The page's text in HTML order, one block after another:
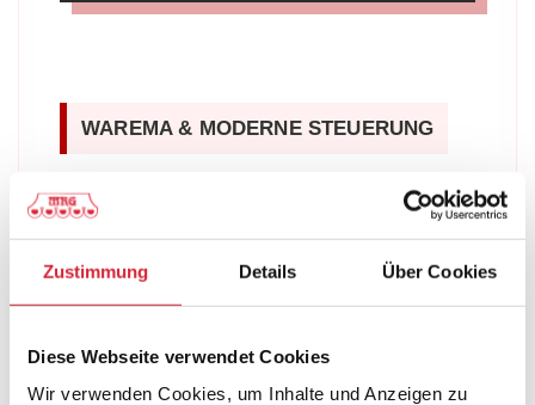
Zustimmung Details Über Cookies
Diese Webseite verwendet Cookies
Wir verwenden Cookies, um Inhalte und Anzeigen zu
WAREMA & MODERNE STEUERUNG
WAREMA Raffstore
Reparatur
Herzogenaurach – auch
Motor